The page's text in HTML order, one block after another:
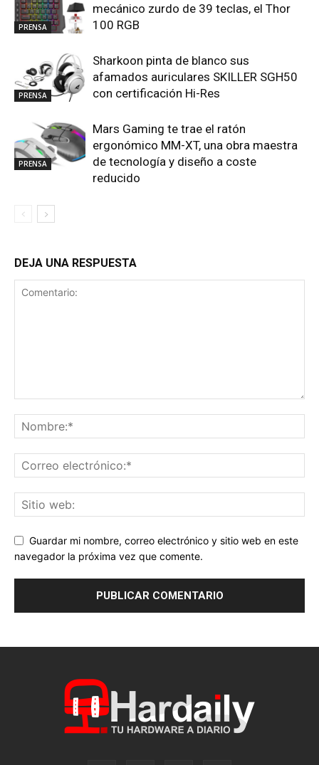
PRENSA
mecánico zurdo de 39 teclas, el Thor
100 RGB
PRENSA
Sharkoon pinta de blanco sus
afamados auriculares SKILLER SGH50
con certificación Hi-Res
PRENSA
Mars Gaming te trae el ratón
ergonómico MM-XT, una obra maestra
de tecnología y diseño a coste
reducido
DEJA UNA RESPUESTA
Guardar mi nombre, correo electrónico y sitio web en este
navegador la próxima vez que comente.